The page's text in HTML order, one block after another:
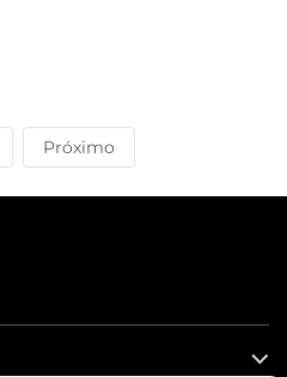
Próximo